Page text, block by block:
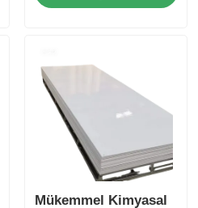
Kimyasal
Mükemmel Kimyasal